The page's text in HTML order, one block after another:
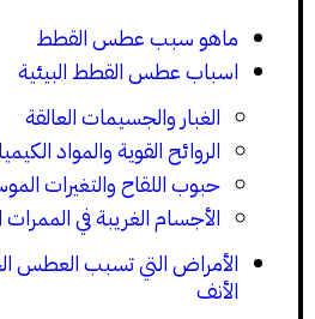
ماهو سبب عطس القطط
اسباب عطس القطط البيئية
الغبار والجسيمات العالقة
الروائح القوية والمواد
حبوب اللقاح والتغيرات
الأجسام الغريبة في الممرات
الأمراض التي تسبب العطس
الأنف